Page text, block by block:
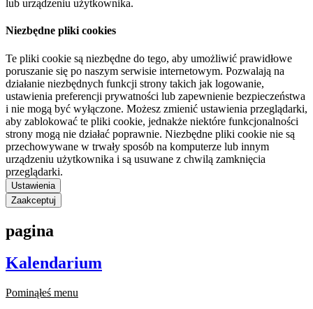
lub urządzeniu użytkownika.
Niezbędne pliki cookies
Te pliki cookie są niezbędne do tego, aby umożliwić prawidłowe
poruszanie się po naszym serwisie internetowym. Pozwalają na
działanie niezbędnych funkcji strony takich jak logowanie,
ustawienia preferencji prywatności lub zapewnienie bezpieczeństwa
i nie mogą być wyłączone. Możesz zmienić ustawienia przeglądarki,
aby zablokować te pliki cookie, jednakże niektóre funkcjonalności
strony mogą nie działać poprawnie. Niezbędne pliki cookie nie są
przechowywane w trwały sposób na komputerze lub innym
urządzeniu użytkownika i są usuwane z chwilą zamknięcia
przeglądarki.
Ustawienia
Zaakceptuj
pagina
Kalendarium
Pominąłeś menu